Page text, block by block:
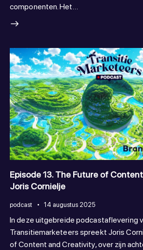
componenten. Het…
Episode 13. The Future of
Joris Cornielje
podcast 14 augustus 2025
In deze uitgebreide podcastaflevering
Transitiemarketeers spreekt Joris
of Content and Creativity, over zijn